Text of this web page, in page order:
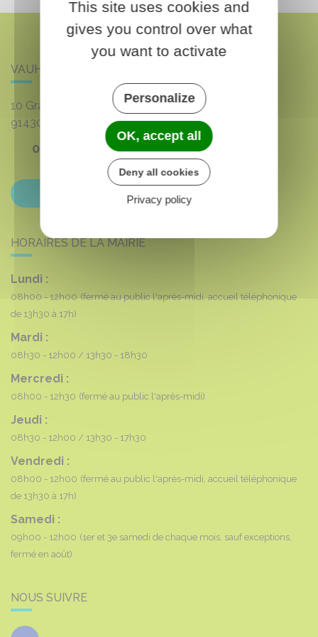
VAUHALLAN
10 Grande rue du 8 mai 1945
91430
VAUHALLAN
01 69 35 53 00
Contactez-nous
HORAIRES DE LA MAIRIE
Lundi :
08h00 - 12h00 (fermé au public l'après-midi, accueil téléphonique
de 13h30 à 17h)
Mardi :
08h30 - 12h00 13h30 - 18h30
Mercredi :
08h00 - 12h30 (fermé au public l'après-midi)
Jeudi :
08h30 - 12h00 13h30 - 17h30
Vendredi :
08h00 - 12h00 (fermé au public l'après-midi, accueil téléphonique
de 13h30 à 17h)
Samedi :
09h00 - 12h00 (1er et 3e samedi de chaque mois, sauf exceptions,
fermé en août)
NOUS SUIVRE
This site uses cookies and
gives you control over what
you want to activate
Personalize
OK, accept all
Deny all cookies
Privacy policy